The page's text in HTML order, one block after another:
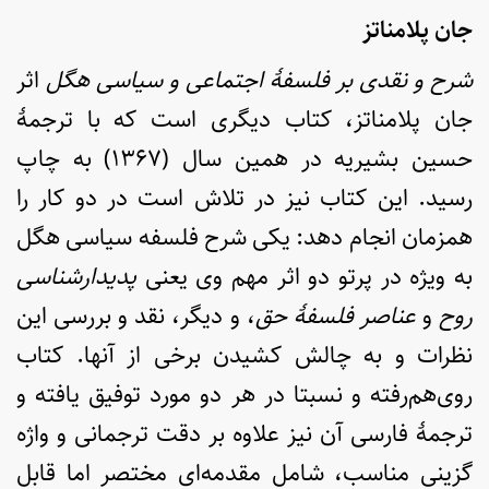
جان پلامناتز
شرح و نقدی بر فلسفۀ اجتماعی و سیاسی هگل اثر
جان پلامناتز، کتاب دیگری است که با ترجمۀ
حسین بشیریه در همین سال (۱۳۶۷) به چاپ
رسید. این کتاب نیز در تلاش است در دو کار را
همزمان انجام دهد: یکی شرح فلسفه سیاسی هگل
به ویژه در پرتو دو اثر مهم وی یعنی پدیدارشناسی
روحوعناصر فلسفۀ حق، و دیگر، نقد و بررسی این
نظرات و به چالش کشیدن برخی از آنها. کتاب
روی‌هم‌رفته و نسبتا در هر دو مورد توفیق یافته و
ترجمۀ فارسی آن نیز علاوه بر دقت ترجمانی و واژه
گزینی مناسب، شامل مقدمه‌ای مختصر اما قابل